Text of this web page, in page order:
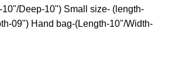
10"/Deep-10") Small size- (length-
09") Hand bag-(Length-10"/Width-